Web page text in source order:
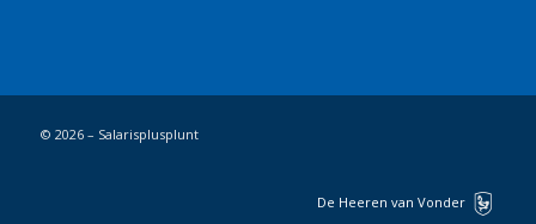
© 2026 – Salarisplusplunt
De Heeren van Vonder